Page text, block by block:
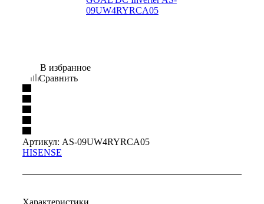
В избранное
Сравнить
Артикул: AS-09UW4RYRCA05
HISENSE